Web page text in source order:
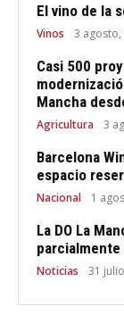
El vino de la
Vinos 3 agosto,
Casi 500
Mancha
Agricultura 3
Barcelona
espacio
Nacional 1
La DO La
Noticias 31